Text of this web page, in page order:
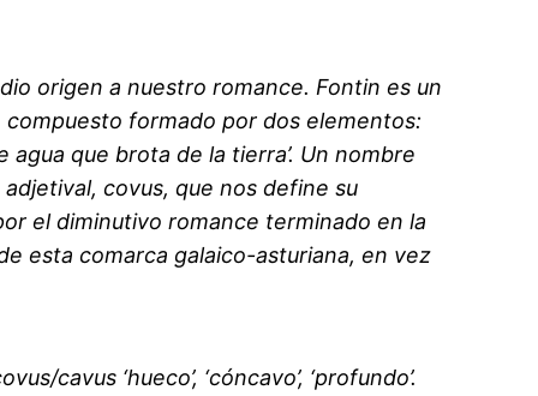
origen a nuestro romance. Fontin es un
formado por dos elementos:
que brota de la tierra’. Un nombre
covus, que nos define su
el diminutivo romance terminado en la
esta comarca galaico-asturiana, en vez
‘hueco’, ‘cóncavo’, ‘profundo’.